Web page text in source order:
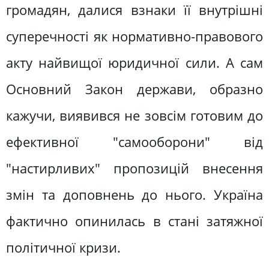
громадян, далися взнаки її внутрішні
суперечності як нормативно-правового
акту найвищої юридичної сили. А сам
Основний Закон держави, образно
кажучи, виявився не зовсім готовим до
ефективної "самооборони" від
"настирливих" пропозицій внесення
змін та доповнень до нього. Україна
фактично опинилась в стані затяжної
політичної кризи.